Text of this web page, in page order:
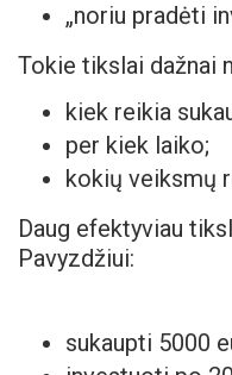
„noriu pradėti
Tokie tikslai dažnai
kiek reikia
per kiek laiko;
kokių veiksmų
Daug efektyviau
Pavyzdžiui:
sukaupti 5000